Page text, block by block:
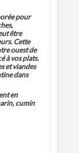
pour
être
Cette
ouest de
à vos plats.
et viandes
dans
en
cumin